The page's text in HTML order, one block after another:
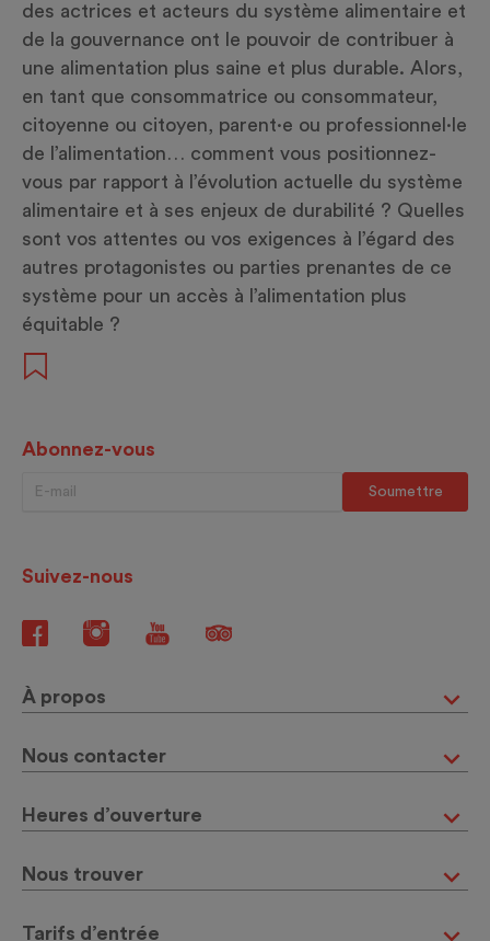
des actrices et acteurs du système alimentaire et
de la gouvernance ont le pouvoir de contribuer à
une alimentation plus saine et plus durable. Alors,
en tant que consommatrice ou consommateur,
citoyenne ou citoyen, parent·e ou professionnel·le
de l’alimentation… comment vous positionnez-
vous par rapport à l’évolution actuelle du système
alimentaire et à ses enjeux de durabilité ? Quelles
sont vos attentes ou vos exigences à l’égard des
autres protagonistes ou parties prenantes de ce
système pour un accès à l’alimentation plus
équitable ?
Abonnez-vous
Suivez-nous
À propos
Nous contacter
Heures d’ouverture
Nous trouver
Tarifs d’entrée